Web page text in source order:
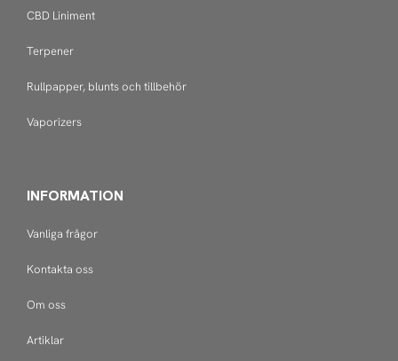
CBD Liniment
Terpener
Rullpapper, blunts och tillbehör
Vaporizers
INFORMATION
Vanliga frågor
Kontakta oss
Om oss
Artiklar